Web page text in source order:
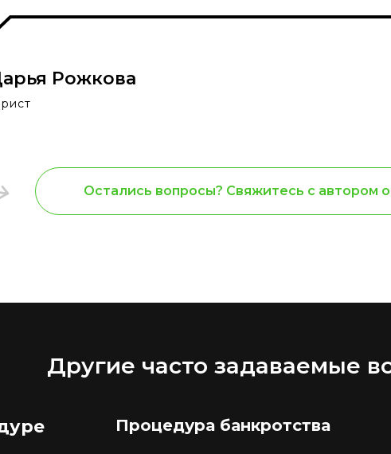
Рожкова
Остались вопросы? Свяжитесь с автором
Другие часто задаваемые
Процедура банкротства